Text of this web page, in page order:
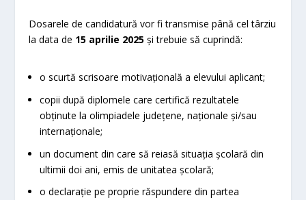
Dosarele de candidatură vor fi transmise până cel târziu
la data de 15 aprilie 2025 și trebuie să cuprindă:
o scurtă scrisoare motivațională a elevului aplicant;
copii după diplomele care certifică rezultatele
obținute la olimpiadele județene, naționale și/sau
internaționale;
un document din care să reiasă situația școlară din
ultimii doi ani, emis de unitatea școlară;
o declarație pe proprie răspundere din partea